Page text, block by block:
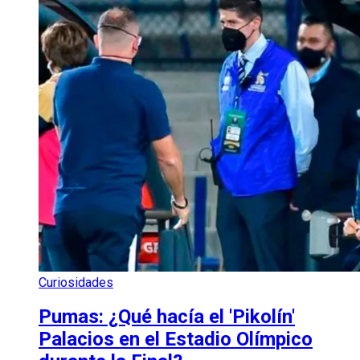
Curiosidades
Pumas: ¿Qué hacía el 'Pikolín'
Palacios en el Estadio Olímpico